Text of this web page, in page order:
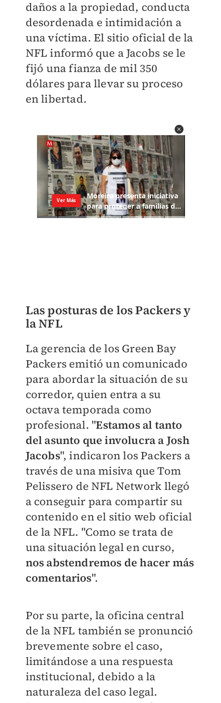
daños a la propiedad, conducta
desordenada e intimidación a
una víctima. El sitio oficial de la
NFL informó que a Jacobs se le
fijó una fianza de mil 350
dólares para llevar su proceso
en libertad.
Las posturas de los Packers y
la NFL
La gerencia de los Green Bay
Packers emitió un comunicado
para abordar la situación de su
corredor, quien entra a su
octava temporada como
profesional. "Estamos al tanto
del asunto que involucra a Josh
Jacobs", indicaron los Packers a
través de una misiva que Tom
Pelissero de NFL Network llegó
a conseguir para compartir su
contenido en el sitio web oficial
de la NFL. "Como se trata de
una situación legal en curso,
nos abstendremos de hacer más
comentarios".
Por su parte, la oficina central
de la NFL también se pronunció
brevemente sobre el caso,
limitándose a una respuesta
institucional, debido a la
naturaleza del caso legal.